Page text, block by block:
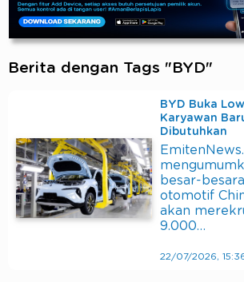
Berita dengan Tags "BYD"
BYD Buka
Karyawan
Dibutuhkan
besar-
otomotif
akan
9.000…
22/07/2026,